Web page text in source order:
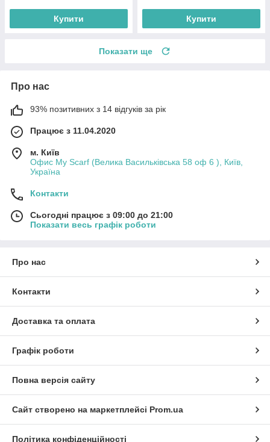
Купити Купити
Показати ще
Про нас
93% позитивних з 14 відгуків за рік
Працює з 11.04.2020
м. Київ
Офис My Scarf (Велика Васильківська 58 оф 6 ), Київ,
Україна
Контакти
Сьогодні працює з 09:00 до 21:00
Показати весь графік роботи
Про нас
Контакти
Доставка та оплата
Графік роботи
Повна версія сайту
Сайт створено на маркетплейсі Prom.ua
Політика конфіденційності